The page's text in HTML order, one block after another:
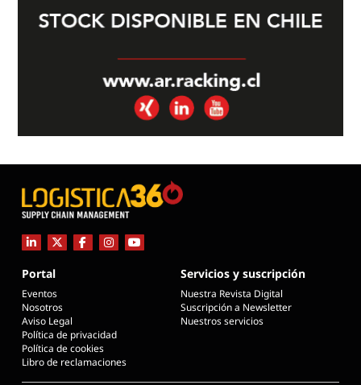
Portal
Eventos
Nosotros
Aviso Legal
Política de privacidad
Política de cookies
Libro de reclamaciones
Servicios y suscripción
Nuestra Revista Digital
Suscripción a Newsletter
Nuestros servicios